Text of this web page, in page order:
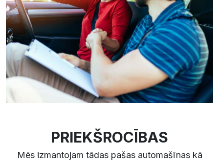
PRIEKŠROCĪBAS
Mēs izmantojam tādas pašas automašīnas kā